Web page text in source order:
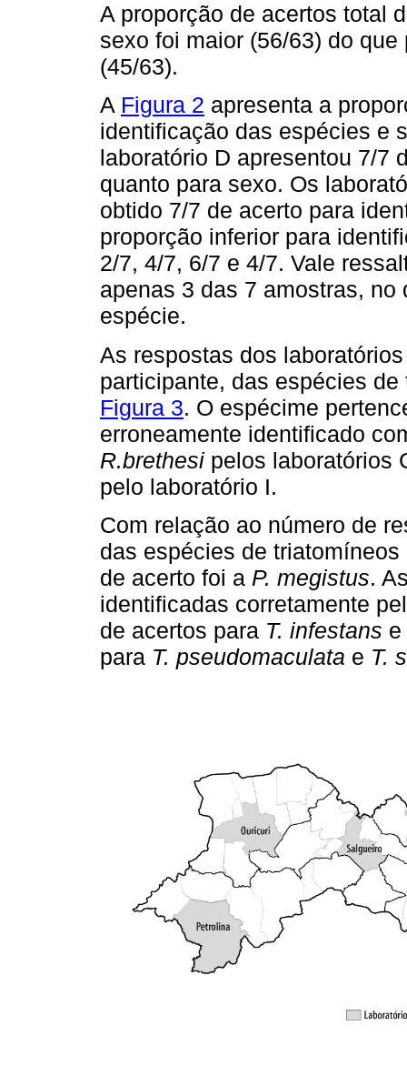
A proporção de acertos total
sexo foi maior (56/63) do
(45/63).
A Figura 2 apresenta a
identificação das espécies e
laboratório D apresentou 7/7
quanto para sexo. Os
obtido 7/7 de acerto para
proporção inferior para
2/7, 4/7, 6/7 e 4/7. Vale
apenas 3 das 7 amostras,
espécie.
As respostas dos
participante, das espécies
Figura 3. O espécime
erroneamente identificado
R.brethesi pelos laboratórios
pelo laboratório I.
Com relação ao número de
das espécies de triatomíneos
de acerto foi a P. megistus.
identificadas corretamente
de acertos para T. infestans e
para T. pseudomaculata e T.